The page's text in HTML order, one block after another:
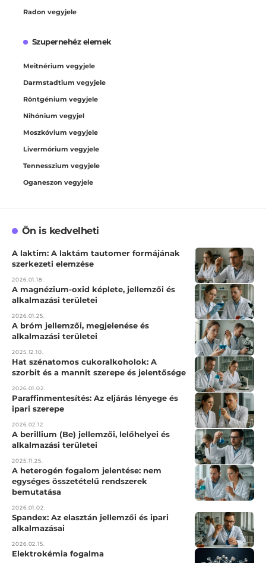
Radon vegyjele
Szupernehéz elemek
Meitnérium vegyjele
Darmstadtium vegyjele
Röntgénium vegyjele
Nihónium vegyjel
Moszkóvium vegyjele
Livermórium vegyjele
Tennesszium vegyjele
Oganeszon vegyjele
Ön is kedvelheti
A laktim: A laktám tautomer formájának
szerkezeti elemzése
2026.01.18.
A magnézium-oxid képlete, jellemzői és
alkalmazási területei
2026.01.25.
A bróm jellemzői, megjelenése és
alkalmazási területei
2025.12.10.
Hat szénatomos cukoralkoholok: A
szorbit és a mannit szerepe és jelentősége
2026.01.02.
Paraffinmentesítés: Az eljárás lényege és
ipari szerepe
2026.02.12.
A berillium (Be) jellemzői, lelőhelyei és
alkalmazási területei
2025.11.25.
A heterogén fogalom jelentése: nem
egységes összetételű rendszerek
bemutatása
2026.01.02.
Spandex: Az elasztán jellemzői és ipari
alkalmazásai
2026.02.15.
Elektrokémia fogalma